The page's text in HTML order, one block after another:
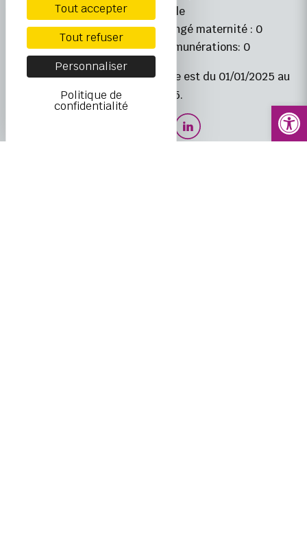
Ouvrir
calculable
indicateur retour de congé maternité : 0
indicateur hautes rémunérations: 0
La période de référence retenue est du 01/01/2025 au
31/12/2025.
Tout accepter
Tout refuser
Personnaliser
Politique de
confidentialité